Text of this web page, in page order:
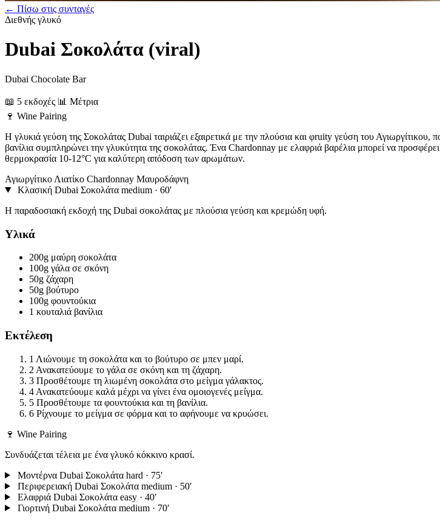
← Πίσω στις συνταγές
Διεθνής γλυκό
Dubai Σοκολάτα (viral)
Dubai Chocolate Bar
📖 5 εκδοχές 📊 Μέτρια
🍷 Wine Pairing
Η γλυκιά γεύση της Σοκολάτας Dubai ταιριάζει εξαιρετικά με την πλούσια και φruity γεύση του
βανίλια συμπληρώνει την γλυκύτητα της σοκολάτας. Ένα Chardonnay με ελαφριά βαρέλια μπορεί να
θερμοκρασία 10-12°C για καλύτερη απόδοση των αρωμάτων.
Αγιωργίτικο Λιατίκο Chardonnay Μαυροδάφνη
Κλασική Dubai Σοκολάτα medium · 60′
Η παραδοσιακή εκδοχή της Dubai σοκολάτας με πλούσια γεύση και κρεμώδη υφή.
Υλικά
200g μαύρη σοκολάτα
100g γάλα σε σκόνη
50g ζάχαρη
50g βούτυρο
100g φουντούκια
1 κουταλιά βανίλια
Εκτέλεση
1 Λιώνουμε τη σοκολάτα και το βούτυρο σε μπεν μαρί.
2 Ανακατεύουμε το γάλα σε σκόνη και τη ζάχαρη.
3 Προσθέτουμε τη λιωμένη σοκολάτα στο μείγμα γάλακτος.
4 Ανακατεύουμε καλά μέχρι να γίνει ένα ομοιογενές μείγμα.
5 Προσθέτουμε τα φουντούκια και τη βανίλια.
6 Ρίχνουμε το μείγμα σε φόρμα και το αφήνουμε να κρυώσει.
🍷 Wine Pairing
Συνδυάζεται τέλεια με ένα γλυκό κόκκινο κρασί.
Μοντέρνα Dubai Σοκολάτα hard · 75′
Περιφερειακή Dubai Σοκολάτα medium · 50′
Ελαφριά Dubai Σοκολάτα easy · 40′
Γιορτινή Dubai Σοκολάτα medium · 70′